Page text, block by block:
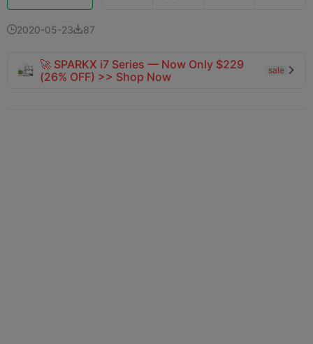
2020-05-2387
🚀 SPARKX i7 Series — Now Only $229
(26% OFF) >> Shop Now
sale 